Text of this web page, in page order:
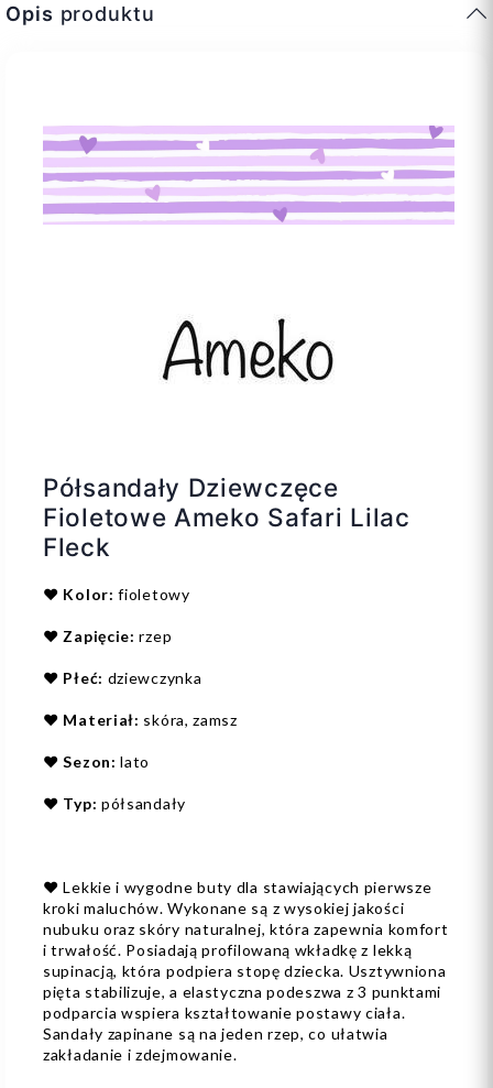
Opis produktu
Półsandały Dziewczęce
Fioletowe Ameko Safari Lilac
Fleck
❤️ Kolor:fioletowy
❤️ Zapięcie:rzep
❤️ Płeć: dziewczynka
❤️ Materiał: skóra, zamsz
❤️ Sezon:lato
❤️ Typ: półsandały
❤️ Lekkie i wygodne buty dla stawiających pierwsze
kroki maluchów. Wykonane są z wysokiej jakości
nubuku oraz skóry naturalnej, która zapewnia komfort
i trwałość. Posiadają profilowaną wkładkę z lekką
supinacją, która podpiera stopę dziecka. Usztywniona
pięta stabilizuje, a elastyczna podeszwa z 3 punktami
podparcia wspiera kształtowanie postawy ciała.
Sandały zapinane są na jeden rzep, co ułatwia
zakładanie i zdejmowanie.